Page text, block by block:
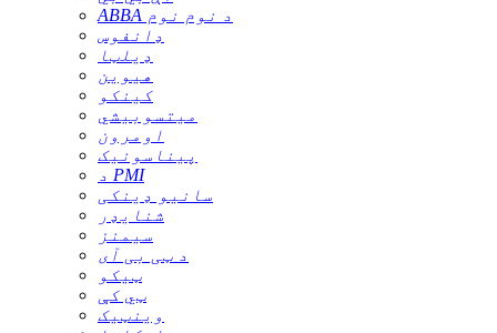
ABBA د نوم نوم
ډانفوس
ډیلټا
هیوین
کینکو
میتسوبیشي
اومرون
پیناسونیک
د PMI
سانیو ډینکی
شنایډر
سیمنز
د ټی بی آی
ټیکو
ټي کې
وینټیک